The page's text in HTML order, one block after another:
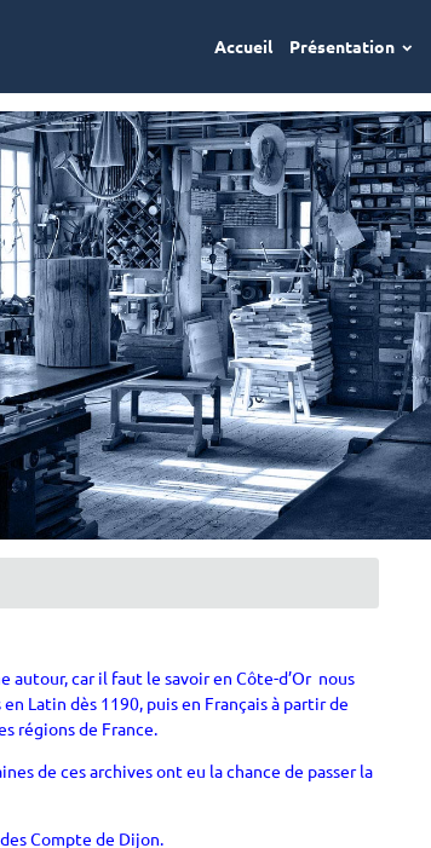
Accueil Présentation
car il faut le savoir en Côte-d’Or nous
Latin dès 1190, puis en Français à partir de
régions de France.
de ces archives ont eu la chance de passer la
Compte de Dijon.